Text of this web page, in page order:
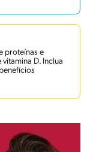
proteínas e
D. Inclua